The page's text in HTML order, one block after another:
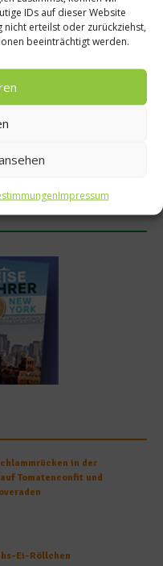
IDs auf dieser Website
erteilst oder zurückziehst,
beeinträchtigt werden.
Impressum
gezielter Ernährung
September 2024
in der
Tomatenconfit und
Ei-Röllchen